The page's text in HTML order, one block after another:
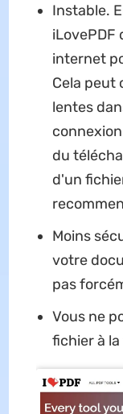
Instable.
iLovePDF
internet
Cela peut
lentes
du
d'un
Moins
votre
pas
Vous ne
fichier à la